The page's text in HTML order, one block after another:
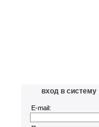
вход в систему
E-mail: